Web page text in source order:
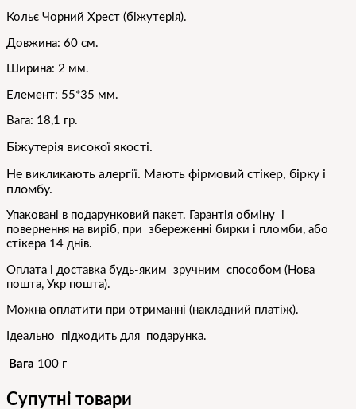
Кольє Чорний Хрест (біжутерія).
Довжина: 60 см.
Ширина: 2 мм.
Елемент: 55*35 мм.
Вага: 18,1 гр.
Біжутерія високої якості.
Не викликають алергії. Мають фірмовий стікер, бірку і
пломбу.
Упаковані в подарунковий пакет. Гарантія обміну і
повернення на виріб, при збереженні бирки і пломби, або
стікера 14 днів.
Оплата і доставка будь-яким зручним способом (Нова
пошта, Укр пошта).
Можна оплатити при отриманні (накладний платіж).
Ідеально підходить для подарунка.
Вага 100 г
Супутні товари